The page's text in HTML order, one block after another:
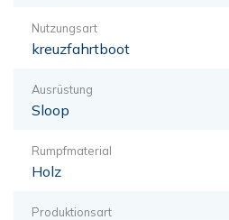
Nutzungsart
kreuzfahrtboot
Ausrüstung
Sloop
Rumpfmaterial
Holz
Produktionsart